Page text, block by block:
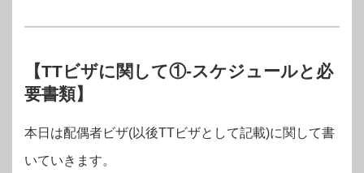
【TTビザに関して①‐スケジュールと必
要書類】
本日は配偶者ビザ(以後TTビザとして記載)に関して書
いていきます。